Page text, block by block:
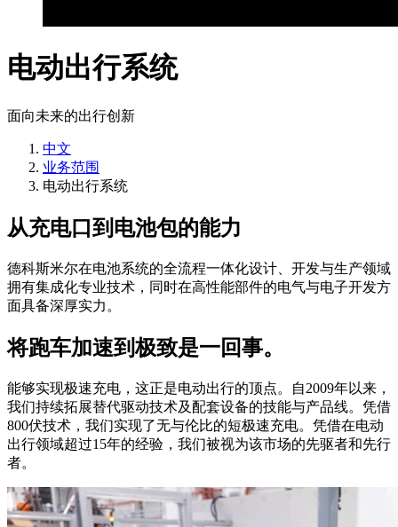
电动出行系统
面向未来的出行创新
中文
业务范围
电动出行系统
从充电口到电池包的能力
德科斯米尔在电池系统的全流程一体化设计、开发与生产领域
拥有集成化专业技术，同时在高性能部件的电气与电子开发方
面具备深厚实力。
将跑车加速到极致是一回事。
能够实现极速充电，这正是电动出行的顶点。自2009年以来，
我们持续拓展替代驱动技术及配套设备的技能与产品线。凭借
800伏技术，我们实现了无与伦比的短极速充电。凭借在电动
出行领域超过15年的经验，我们被视为该市场的先驱者和先行
者。